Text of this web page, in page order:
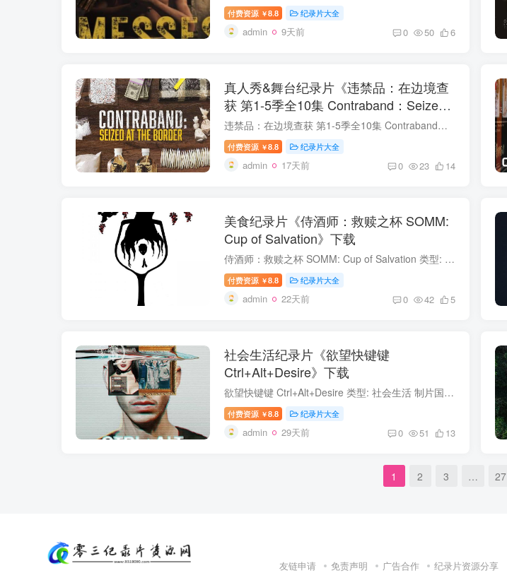
付费资源 ￥8.8 纪录片大全
admin 9天前 0 50 6
真人秀&舞台纪录片《违禁品：在边境查
获 第1-5季全10集 Contraband：Seized
at the Border》下载
违禁品：在边境查获 第1-5季全10集 Contraband：Seized at the Border 类型: 真人秀&舞台 出品方: Discovery 制片国家/地区: 美国 语言: 英语 首播: 2024 集数: 10 违禁品：在边境查获 第1-...
付费资源 ￥8.8 纪录片大全
admin 17天前 0 23 14
美食纪录片《侍酒师：救赎之杯 SOMM:
Cup of Salvation》下载
侍酒师：救赎之杯 SOMM: Cup of Salvation 类型: 美食 制片国家/地区: 美国 语言: 英语 首播: 2024 集数: 1 侍酒师：救赎之杯 简介 这部纪录片将镜头对准了葡萄酒的起源地。影片跟随知名侍酒师...
付费资源 ￥8.8 纪录片大全
admin 22天前 0 42 5
社会生活纪录片《欲望快键键
Ctrl+Alt+Desire》下载
欲望快键键 Ctrl+Alt+Desire 类型: 社会生活 制片国家/地区: 美国 语言: 英语 首播: 2024 集数: 3 欲望快键键 简介 这部由三部分组成的纪录片，深入调查了2021年发生的一宗离奇悲剧。IT程序员格...
付费资源 ￥8.8 纪录片大全
admin 29天前 0 51 13
1 2 3 … 27
友链申请 免责声明 广告合作 纪录片资源分享